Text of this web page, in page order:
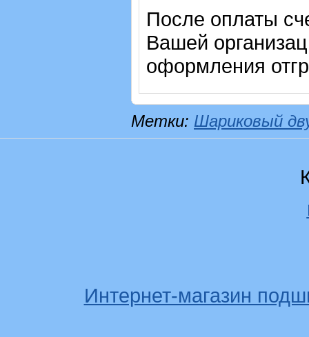
После оплаты
Вашей
оформления
Метки: Шариковый
Интернет-магазин